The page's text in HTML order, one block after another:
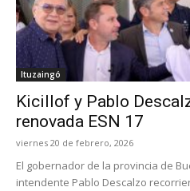
Ituzaingó
Kicillof y Pablo
renovada ESN 17
viernes 20 de febrero, 2026
El gobernador de la provincia de
intendente Pablo Descalzo